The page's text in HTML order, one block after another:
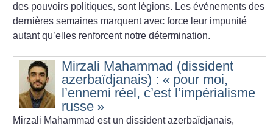
des pouvoirs politiques, sont légions. Les événements des
dernières semaines marquent avec force leur impunité
autant qu’elles renforcent notre détermination.
Mirzali Mahammad (dissident
azerbaïdjanais) : « pour moi,
l’ennemi réel, c’est l’impérialisme
russe »
Mirzali Mahammad est un dissident azerbaïdjanais,